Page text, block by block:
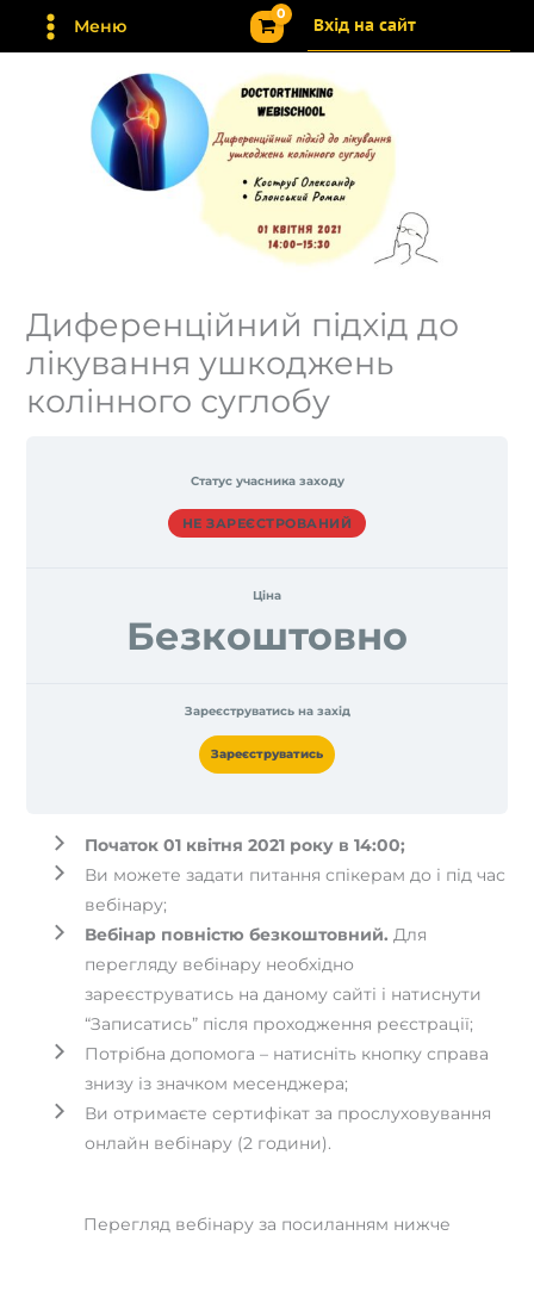
Перейти
Меню Вхід на сайт
Диференційний підхід до
лікування ушкоджень
колінного суглобу
Статус учасника заходу
НЕ ЗАРЕЄСТРОВАНИЙ
Ціна
Безкоштовно
Зареєструватись на захід
Зареєструватись
Початок 01 квітня 2021 року в 14:00;
Ви можете задати питання спікерам до і під час
вебінару;
Вебінар повністю безкоштовний. Для
перегляду вебінару необхідно
зареєструватись на даному сайті і натиснути
“Записатись” після проходження реєстрації;
Потрібна допомога – натисніть кнопку справа
знизу із значком месенджера;
Ви отримаєте сертифікат за прослуховування
онлайн вебінару (2 години).
Перегляд вебінару за посиланням нижче